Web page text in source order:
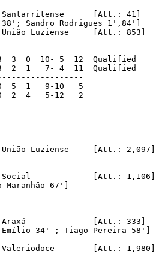
Sandro Rodrigues 1',84']
10- 5  12	Qualified
67']
34' ; Tiago Pereira 58']